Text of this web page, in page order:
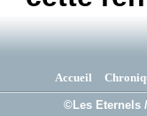
Accueil
©Les Eternels